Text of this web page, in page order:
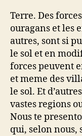
Terre. Des
ouragans et les
autres, sont si
le sol et en
forces peuvent
et meme des
le sol. Et
vastes regions
Nous te
qui, selon nous,